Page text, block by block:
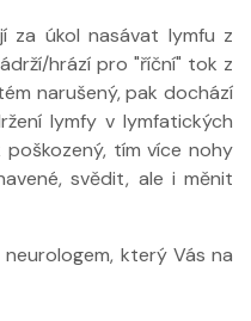
za úkol nasávat lymfu z
hrází pro "říční" tok z
narušený, pak dochází
lymfy v lymfatických
tím více nohy
svědit, ale i měnit
který Vás na